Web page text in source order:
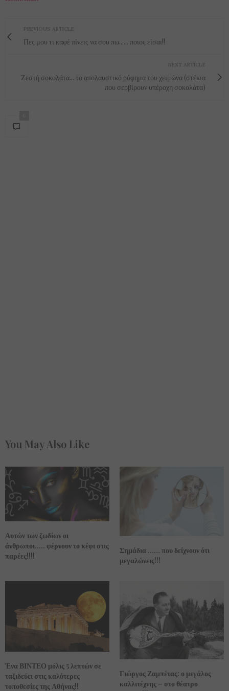
PREVIOUS ARTICLE
Πες μου τι καφέ πίνεις να σου πω...... ποιος είσαι!!
NEXT ARTICLE
Ζεστή σοκολάτα... το απολαυστικό ρόφημα του χειμώνα (στέκια
που σερβίρουν υπέροχη σοκολάτα)
You May Also Like
Αυτών των ζωδίων οι
άνθρωποι….. φέρνουν το κέφι στις
παρέες!!!!
Σημάδια …… που δείχνουν ότι
μεγαλώνεις!!!
Ένα ΒΙΝΤΕΟ μόλις 5 λεπτών σε
ταξιδεύει στις καλύτερες
τοποθεσίες της Αθήνας!!
Γιώργος Ζαμπέτας: ο μεγάλος
καλλιτέχνης – στο θέατρο